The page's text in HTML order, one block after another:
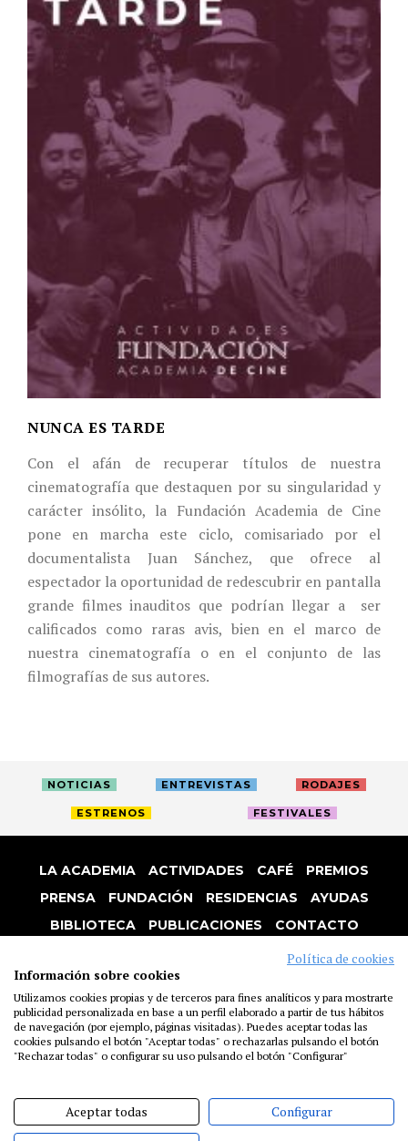
NUNCA ES TARDE
Con el afán de recuperar títulos de nuestra
cinematografía que destaquen por su singularidad y
carácter insólito, la Fundación Academia de Cine
pone en marcha este ciclo, comisariado por el
documentalista Juan Sánchez, que ofrece al
espectador la oportunidad de redescubrir en pantalla
grande filmes inauditos que podrían llegar a ser
calificados como raras avis, bien en el marco de
nuestra cinematografía o en el conjunto de las
filmografías de sus autores.
NOTICIAS ENTREVISTAS RODAJES
ESTRENOS FESTIVALES
LA ACADEMIA ACTIVIDADES CAFÉ
PREMIOS
PRENSA
FUNDACIÓN RESIDENCIAS
AYUDAS
BIBLIOTECA
PUBLICACIONES
CONTACTO
COOKIES
Política de cookies
Información sobre cookies
Utilizamos cookies propias y de terceros para fines analíticos y para mostrarte
publicidad personalizada en base a un perfil elaborado a partir de tus hábitos
de navegación (por ejemplo, páginas visitadas). Puedes aceptar todas las
cookies pulsando el botón "Aceptar todas" o rechazarlas pulsando el botón
"Rechazar todas" o configurar su uso pulsando el botón "Configurar"
Aceptar todas Configurar